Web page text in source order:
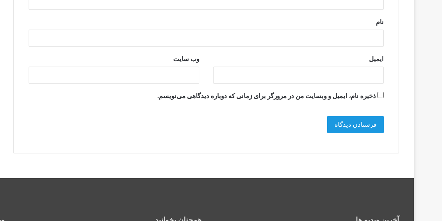
*
نام
ایمیل وب‌ سایت
ذخیره نام، ایمیل و وبسایت من در مرورگر برای زمانی که دوباره دیدگاهی می‌نویسم.